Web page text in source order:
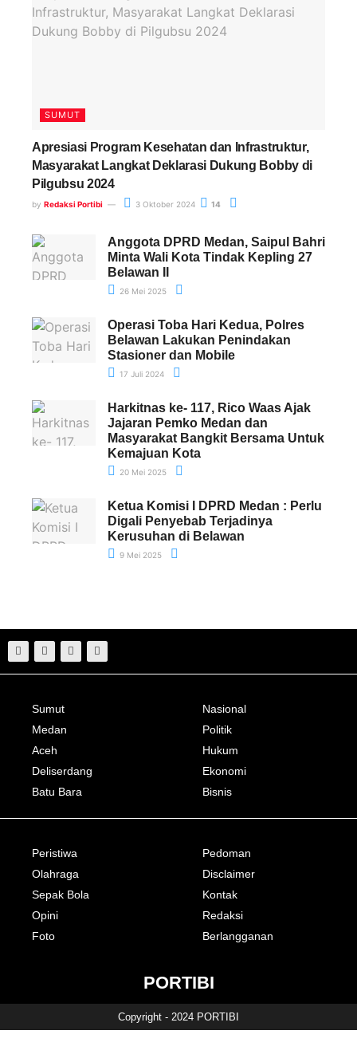
SUMUT
Apresiasi Program Kesehatan dan Infrastruktur,
Masyarakat Langkat Deklarasi Dukung Bobby di
Pilgubsu 2024
by Redaksi Portibi 3 Oktober 2024 14
Anggota DPRD Medan, Saipul Bahri
Minta Wali Kota Tindak Kepling 27
Belawan II
26 Mei 2025
Operasi Toba Hari Kedua, Polres
Belawan Lakukan Penindakan
Stasioner dan Mobile
17 Juli 2024
Harkitnas ke- 117, Rico Waas Ajak
Jajaran Pemko Medan dan
Masyarakat Bangkit Bersama Untuk
Kemajuan Kota
20 Mei 2025
Ketua Komisi I DPRD Medan : Perlu
Digali Penyebab Terjadinya
Kerusuhan di Belawan
9 Mei 2025
Sumut
Medan
Aceh
Deliserdang
Batu Bara
Nasional
Politik
Hukum
Ekonomi
Bisnis
Peristiwa
Olahraga
Sepak Bola
Opini
Foto
Pedoman
Disclaimer
Kontak
Redaksi
Berlangganan
PORTIBI
Copyright - 2024 PORTIBI